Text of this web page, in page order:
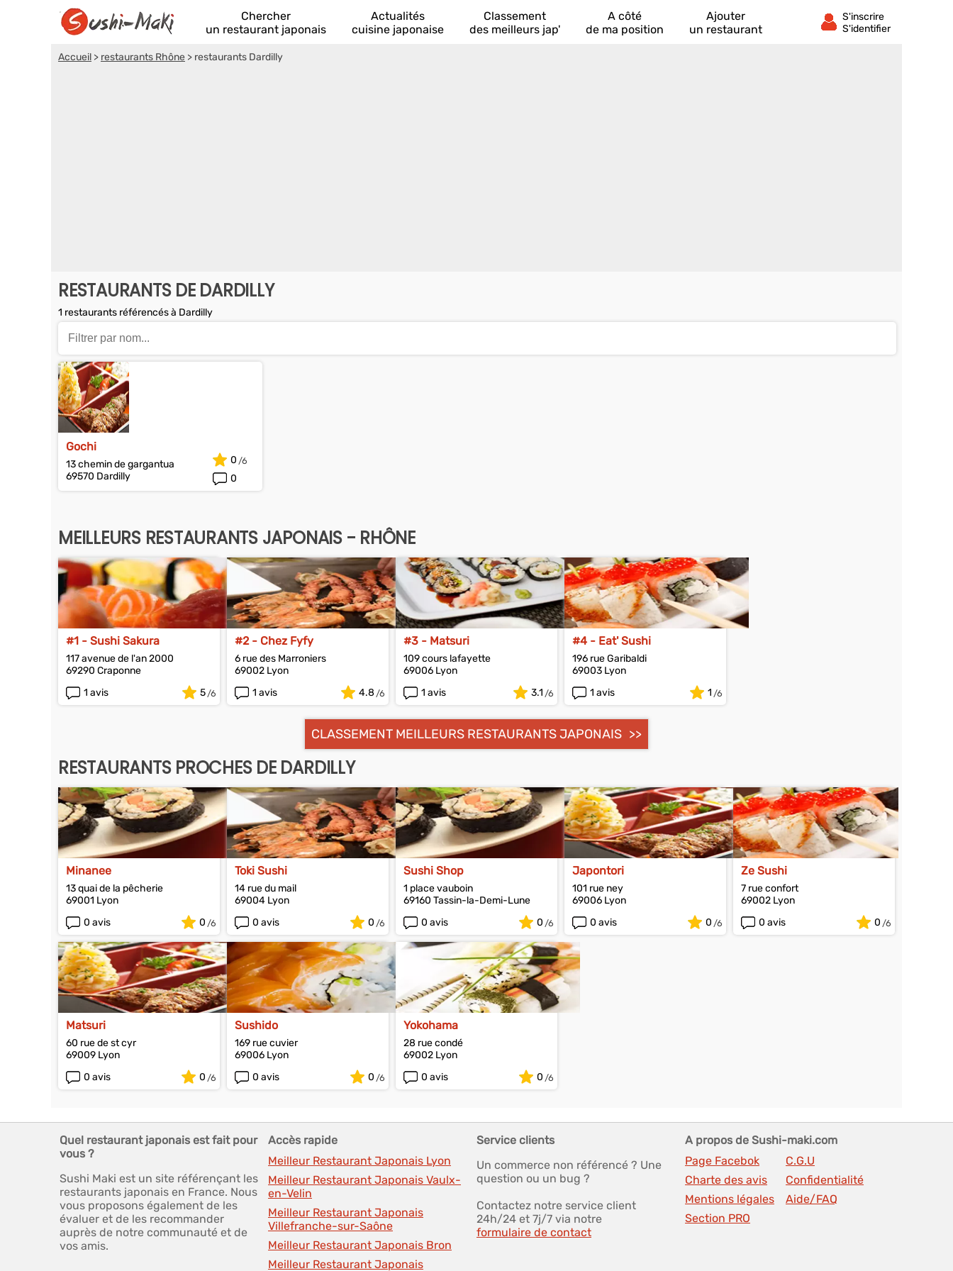
Chercher
un restaurant japonais
Actualités
cuisine japonaise
Classement
des meilleurs jap'
A côté
de ma position
Ajouter
un restaurant
Accueil > restaurants Rhône > restaurants Dardilly
RESTAURANTS DE DARDILLY
1 restaurants référencés à Dardilly
Gochi
13 chemin de gargantua
69570 Dardilly
0
0
MEILLEURS RESTAURANTS JAPONAIS - RHÔNE
#1 - Sushi Sakura
117 avenue de l'an 2000
69290 Craponne
1 avis
5
#2 - Chez Fyfy
6 rue des Marroniers
69002 Lyon
1 avis
4.8
#3 - Matsuri
109 cours lafayette
69006 Lyon
1 avis
3.1
#4 - Eat' Sushi
196 rue Garibaldi
69003 Lyon
1 avis
1
CLASSEMENT MEILLEURS RESTAURANTS JAPONAIS
RESTAURANTS PROCHES DE DARDILLY
Minanee
13 quai de la pêcherie
69001 Lyon
0 avis
0
Toki Sushi
14 rue du mail
69004 Lyon
0 avis
0
Sushi Shop
1 place vauboin
69160 Tassin-la-Demi-Lune
0 avis
0
Japontori
101 rue ney
69006 Lyon
0 avis
0
Ze Sushi
7 rue confort
69002 Lyon
0 avis
0
Matsuri
60 rue de st cyr
69009 Lyon
0 avis
0
Sushido
169 rue cuvier
69006 Lyon
0 avis
0
Yokohama
28 rue condé
69002 Lyon
0 avis
0
Quel restaurant japonais est fait pour
vous ?
Sushi Maki est un site référençant les
restaurants japonais en France. Nous
vous proposons également de les
évaluer et de les recommander
auprès de notre communauté et de
vos amis.
Accès rapide
Meilleur Restaurant Japonais Lyon
Meilleur Restaurant Japonais Vaulx-
en-Velin
Meilleur Restaurant Japonais
Villefranche-sur-Saône
Meilleur Restaurant Japonais Bron
Meilleur Restaurant Japonais
Service clients
Un commerce non référencé ? Une
question ou un bug ?
Contactez notre service client
24h/24 et 7j/7 via notre
formulaire de contact
A propos de Sushi-maki.com
Page Facebok
C.G.U
Charte des avis
Confidentialité
Mentions légales
Aide/FAQ
Section PRO